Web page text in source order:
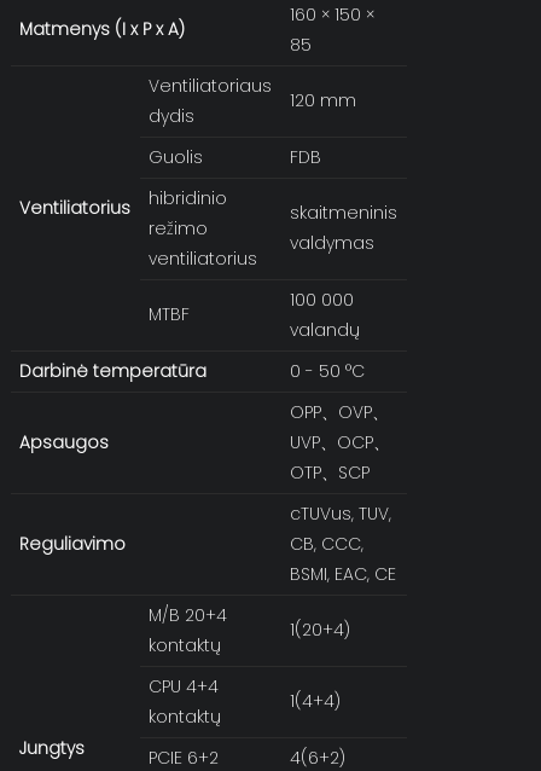
Matmenys (I x P x A)
160 × 150 ×
85
Ventiliatorius
Ventiliatoriaus
dydis
120 mm
Guolis
FDB
hibridinio
režimo
ventiliatorius
skaitmeninis
valdymas
MTBF
100 000
valandų
Darbinė temperatūra
0 - 50 °C
Apsaugos
OPP、OVP、
UVP、OCP、
OTP、SCP
Reguliavimo
cTUVus, TUV,
CB, CCC,
BSMI, EAC, CE
Jungtys
M/B 20+4
kontaktų
1(20+4)
CPU 4+4
kontaktų
1(4+4)
PCIE 6+2
4(6+2)